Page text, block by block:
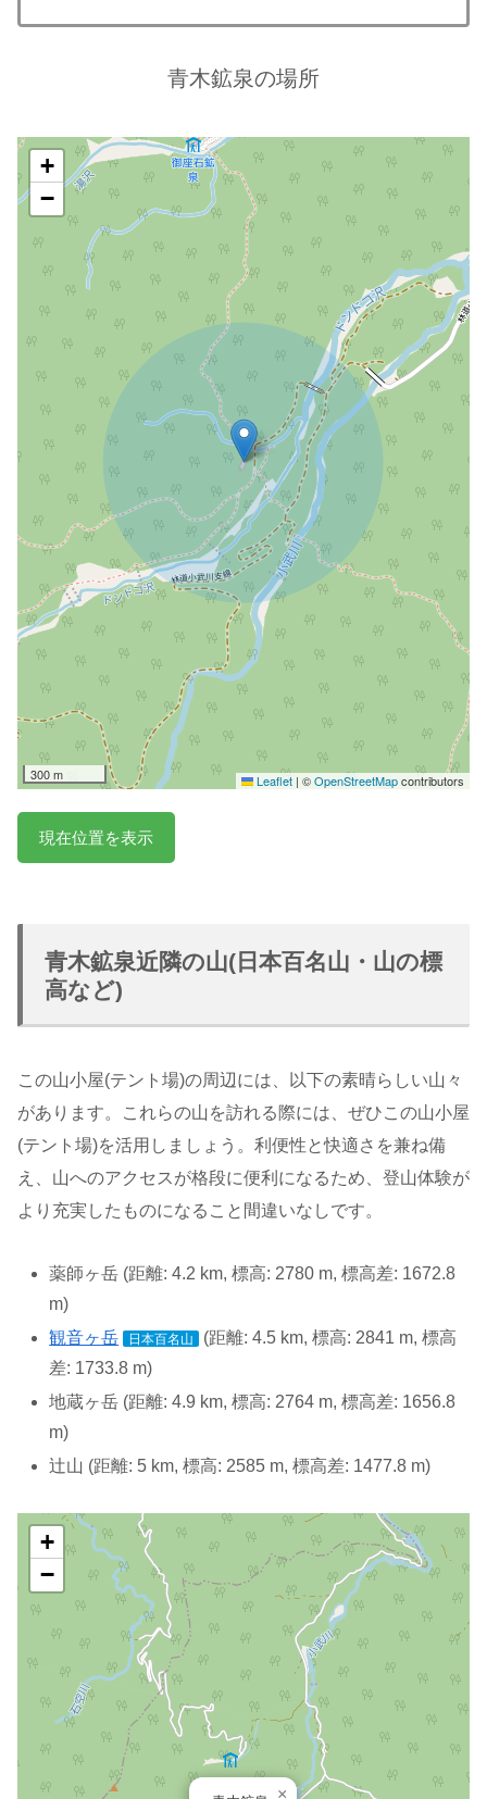
青木鉱泉の場所
+
−
300 m Leaflet | ©OpenStreetMapcontributors
現在位置を表示
青木鉱泉近隣の山(日本百名山・山の標
高など)
この山小屋(テント場)の周辺には、以下の素晴らしい山々
があります。これらの山を訪れる際には、ぜひこの山小屋
(テント場)を活用しましょう。利便性と快適さを兼ね備
え、山へのアクセスが格段に便利になるため、登山体験が
より充実したものになること間違いなしです。
薬師ヶ岳 (距離: 4.2 km, 標高: 2780 m, 標高差: 1672.8
m)
観音ヶ岳
日本百名山
(距離: 4.5 km, 標高: 2841 m, 標高
差: 1733.8 m)
地蔵ヶ岳 (距離: 4.9 km, 標高: 2764 m, 標高差: 1656.8
m)
辻山 (距離: 5 km, 標高: 2585 m, 標高差: 1477.8 m)
×
+
−